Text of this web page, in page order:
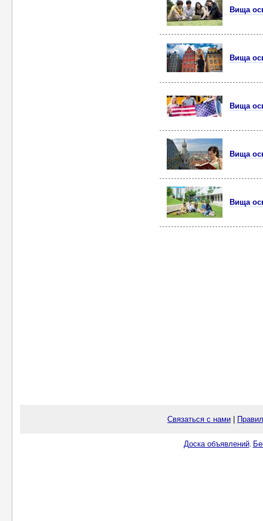
Вища
Вища
Вища
Вища
Вища
Связаться с нами
Доска объявлений.